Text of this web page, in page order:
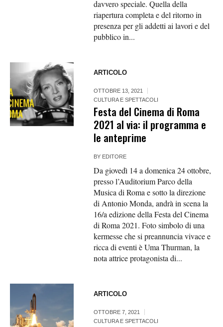
davvero speciale. Quella della
riapertura completa e del ritorno in
presenza per gli addetti ai lavori e del
pubblico in...
ARTICOLO
OTTOBRE 13, 2021
CULTURA E SPETTACOLI
Festa del Cinema di Roma
2021 al via: il programma e
le anteprime
BY EDITORE
Da giovedì 14 a domenica 24 ottobre,
presso l’Auditorium Parco della
Musica di Roma e sotto la direzione
di Antonio Monda, andrà in scena la
16/a edizione della Festa del Cinema
di Roma 2021. Foto simbolo di una
kermesse che si preannuncia vivace e
ricca di eventi è Uma Thurman, la
nota attrice protagonista di...
ARTICOLO
OTTOBRE 7, 2021
CULTURA E SPETTACOLI